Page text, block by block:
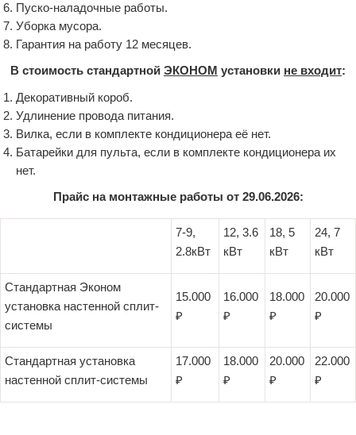
Пуско-наладочные работы.
Уборка мусора.
Гарантия на работу 12 месяцев.
В стоимость стандартной ЭКОНОМ установки не входит:
Декоративный короб.
Удлинение провода питания.
Вилка, если в комплекте кондиционера её нет.
Батарейки для пульта, если в комплекте кондиционера их
нет.
Прайс на монтажные работы от 29.06.2026:
7-9,
2.8кВт
12, 3.6
кВт
18, 5
кВт
24, 7
кВт
Стандартная Эконом
установка настенной сплит-
системы
15.000
₽
16.000
₽
18.000
₽
20.000
₽
Стандартная установка
настенной сплит-системы
17.000
₽
18.000
₽
20.000
₽
22.000
₽